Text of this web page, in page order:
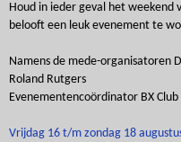
Houd in ieder geval het
belooft een leuk evenement te
Namens de mede-organisatoren
Roland Rutgers
Evenementencoördinator BX
Vrijdag 16 t/m zondag 18